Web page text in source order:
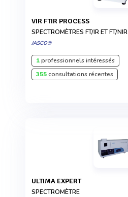
VIR FTIR PROCESS
SPECTROMÈTRES FT/IR ET FT/
JASCO®
1professionnels intéressés
355consultations récentes
ULTIMA EXPERT
SPECTROMÈTRE